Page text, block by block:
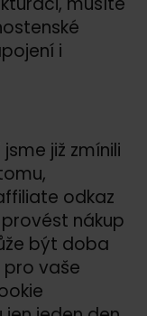
i
již zmínili
odkaz
nákup
být doba
vaše